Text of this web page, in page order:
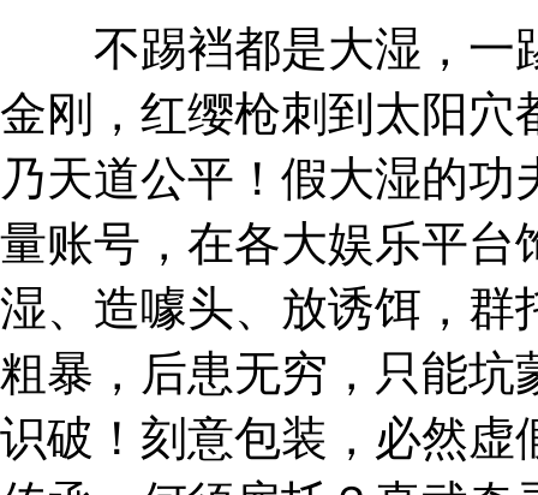
不踢裆都是大湿，一
金刚，红缨枪刺到太阳穴
乃天道公平！假大湿的
量账号，在各大娱乐平台
湿、造噱头、放诱饵，群
粗暴，后患无穷，只能坑
识破！刻意包装，必然虚